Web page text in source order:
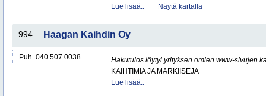
Lue lisää..
Näytä kartalla
994. Haagan Kaihdin Oy
Puh. 040 507 0038
Hakutulos löytyi yrityksen omien www-sivujen
KAIHTIMIA JA MARKIISEJA
Lue lisää..